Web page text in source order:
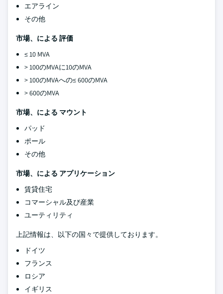
エアライン
その他
市場、による 評価
≤ 10 MVA
> 100のMVAに10のMVA
> 100のMVAへの≤ 600のMVA
> 600のMVA
市場、による マウント
パッド
ポール
その他
市場、による アプリケーション
賃貸住宅
コマーシャル及び産業
ユーティリティ
上記情報は、以下の国々で提供しております。
ドイツ
フランス
ロシア
イギリス